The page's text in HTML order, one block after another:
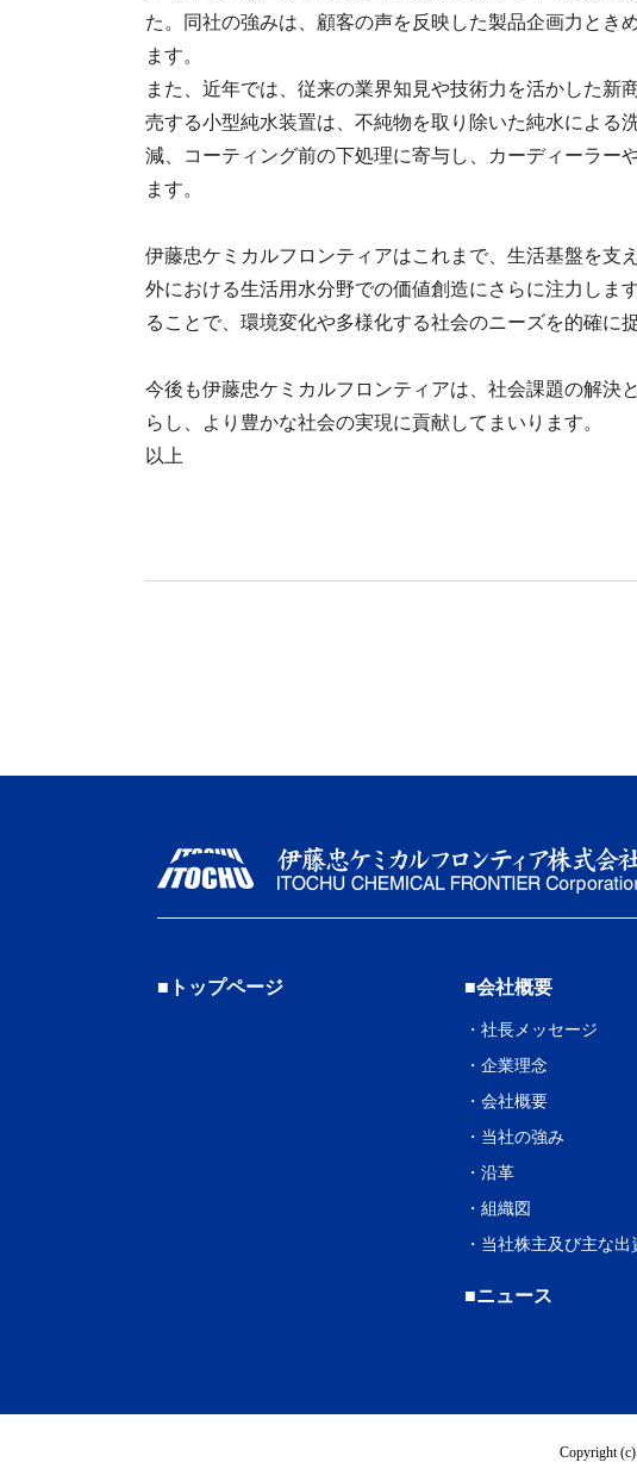
た。同社の強みは、顧客の声を反映した製品企画力とき
ます。
また、近年では、従来の業界知見や技術力を活かした新
売する小型純水装置は、不純物を取り除いた純水による
減、コーティング前の下処理に寄与し、カーディーラー
ます。
伊藤忠ケミカルフロンティアはこれまで、生活基盤を支
外における生活用水分野での価値創造にさらに注力しま
ることで、環境変化や多様化する社会のニーズを的確に
今後も伊藤忠ケミカルフロンティアは、社会課題の解決
らし、より豊かな社会の実現に貢献してまいります。
以上
■トップページ ■会社概要
・ 社長メッセージ
・ 企業理念
・ 会社概要
・ 当社の強み
・ 沿革
・ 組織図
・ 当社株主及び主な出
■ニュース
Copyright